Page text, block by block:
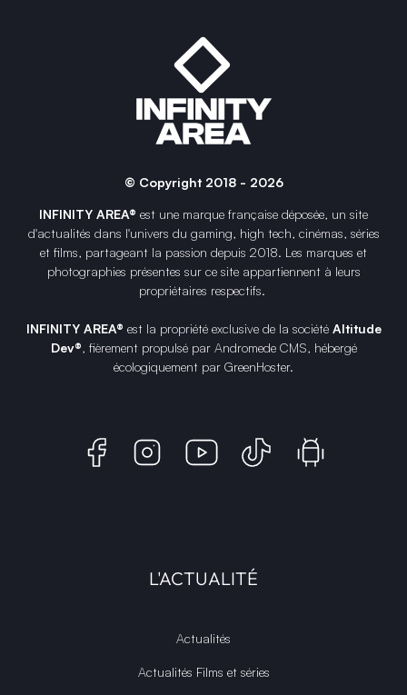
© Copyright 2018 - 2026
INFINITY AREA® est une marque française déposée, un site
d'actualités dans l'univers du gaming, high tech, cinémas, séries
et films, partageant la passion depuis 2018. Les marques et
photographies présentes sur ce site appartiennent à leurs
propriétaires respectifs.
INFINITY AREA® est la propriété exclusive de la société Altitude
Dev®, fièrement propulsé par Andromede CMS, hébergé
écologiquement par GreenHoster.
L'ACTUALITÉ
Actualités
Actualités Films et séries